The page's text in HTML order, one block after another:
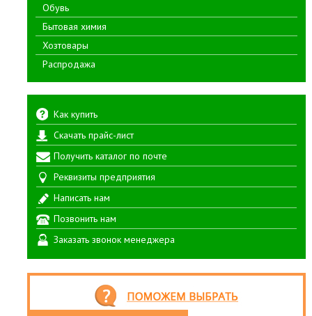
Обувь
Бытовая химия
Хозтовары
Распродажа
Как купить
Скачать прайс-лист
Получить каталог по почте
Реквизиты предприятия
Написать нам
Позвонить нам
Заказать звонок менеджера